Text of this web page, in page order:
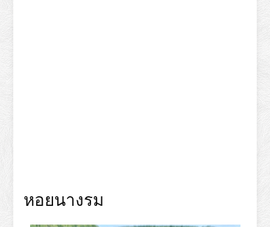
หอยนางรม